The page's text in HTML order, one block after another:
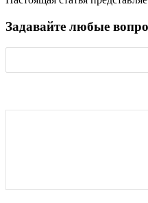
Задавайте любые